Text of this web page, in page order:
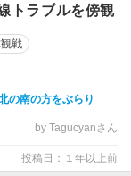
トラブルを傍観
戦
の南の方をぶらり
by Tagucyanさん
投稿日：１年以上前